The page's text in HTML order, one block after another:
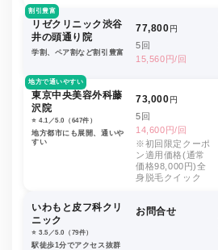
割引豊富
リゼクリニック渋谷
井の頭通り院
学割、ペア割など割引豊富
77,800円
5回
15,560円/回
地方で通いやすい
東京中央美容外科藤
沢院
⭐️ 4.1／5.0（647件）
地方都市にも展開、通いや
すい
73,000円
5回
14,600円/回
※初回限定クーポ
ン適用価格(通常
価格98,000円)全
身脱毛クイック
いわもと皮フ科クリ
ニック
⭐️ 3.5／5.0（79件）
駅徒歩1分でアクセス抜群
お問合せ